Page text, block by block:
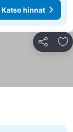
Katso hinnat
Jaa